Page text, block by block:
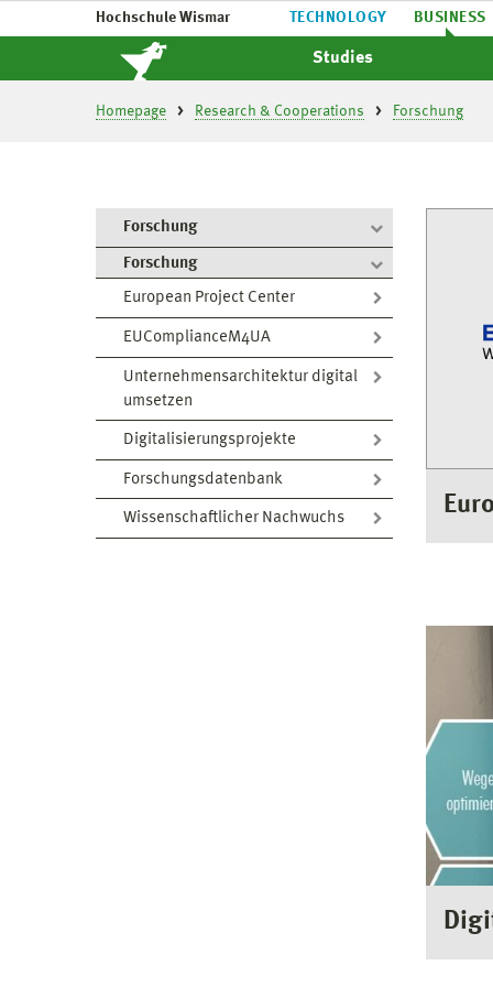
Hochschule Wismar TECHNOLOGY BUSINESS
Studies
Homepage Research & Cooperations Forschung
Forschung
Forschung
European Project Center
EUComplianceM4UA
Unternehmensarchitektur digital
umsetzen
Digitalisierungsprojekte
Forschungsdatenbank
Wissenschaftlicher Nachwuchs